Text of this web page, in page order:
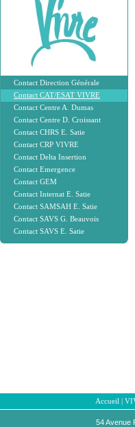
Contact Direction Générale
Contact CAT/ESAT VIVRE
Contact Centre A. Dumas
Contact Centre D. Croissant
Contact CHRS E. Satie
Contact CRP VIVRE
Contact Delta Insertion
Contact Emergence
Contact GEM
Contact Internat E. Satie
Contact SAMSAH E. Satie
Contact SAVS G. Beauvois
Contact SAVS E. Satie
Accueil |
54 Avenue